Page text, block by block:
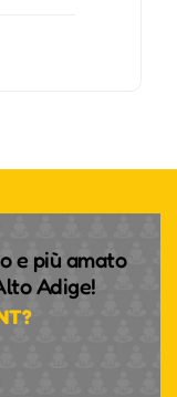
e più amato
Adige!